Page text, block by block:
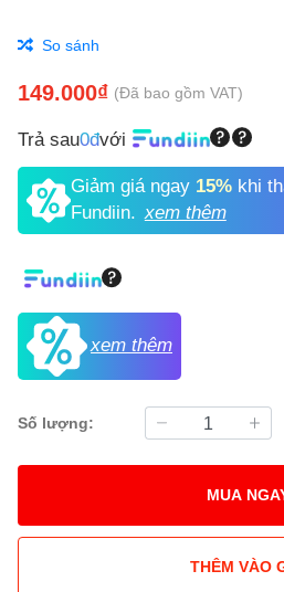
So sánh
149.000₫ (Đã bao gồm VAT)
Trả sau0đvới
Giảm giá ngay 15%khi
Fundiin. xem thêm
xem thêm
Số lượng:
MUA
THÊM VÀO